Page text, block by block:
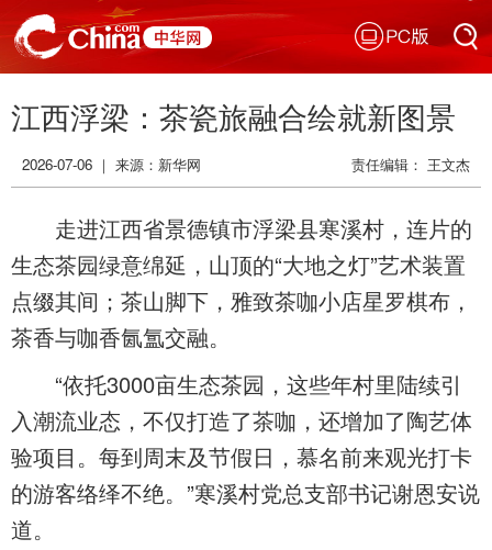
搜索
搜索
PC版
江西浮梁：茶瓷旅融合绘就新图景
2026-07-06 ｜ 来源： 新华网 责任编辑： 王文杰
走进江西省景德镇市浮梁县寒溪村，连片的
生态茶园绿意绵延，山顶的“大地之灯”艺术装置
点缀其间；茶山脚下，雅致茶咖小店星罗棋布，
茶香与咖香氤氲交融。
“依托3000亩生态茶园，这些年村里陆续引
入潮流业态，不仅打造了茶咖，还增加了陶艺体
验项目。每到周末及节假日，慕名前来观光打卡
的游客络绎不绝。”寒溪村党总支部书记谢恩安说
道。